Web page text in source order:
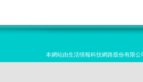
本網站由生活情報科技網路股份有限